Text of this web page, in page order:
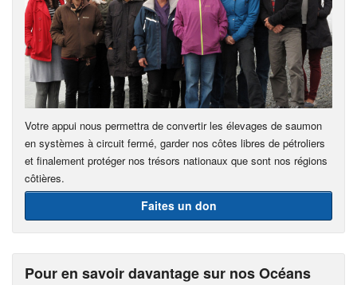
Votre appui nous permettra de convertir les élevages de saumon
en systèmes à circuit fermé, garder nos côtes libres de pétroliers
et finalement protéger nos trésors nationaux que sont nos régions
côtières.
Faites un don
Pour en savoir davantage sur nos Océans